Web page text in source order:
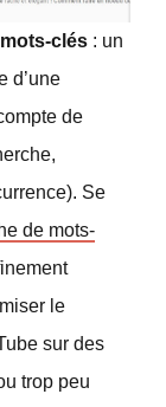
clés : un
d’une
de
Se
de mots-
le
sur des
trop peu